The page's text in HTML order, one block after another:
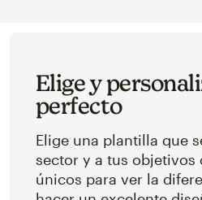
Elige y
perfecto
Elige una plantilla que
sector y a tus objetivos
únicos para ver la